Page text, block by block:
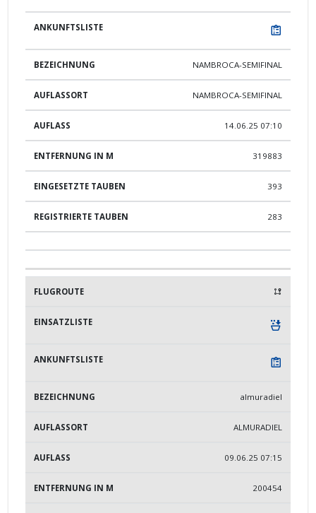
NAMBROCA-SEMIFINAL
NAMBROCA-SEMIFINAL
14.06.25 07:10
319883
393
283
almuradiel
ALMURADIEL
09.06.25 07:15
200454